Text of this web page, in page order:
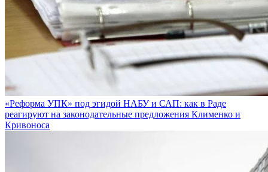
«Реформа УПК» под эгидой НАБУ и САП: как в Раде
реагируют на законодательные предложения Клименко и
Кривоноса